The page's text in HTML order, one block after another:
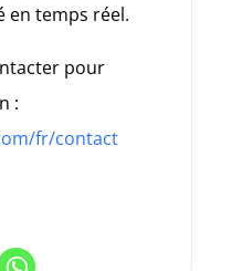
en temps réel.
pour
:
fr/contact